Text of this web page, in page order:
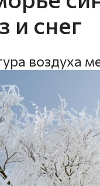
и снег
воздуха